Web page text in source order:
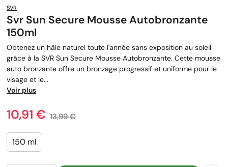
SVR
Svr Sun Secure Mousse Autobronzante
150ml
Obtenez un hâle naturel toute l'année sans exposition au soleil
grâce à la SVR Sun Secure Mousse Autobronzante. Cette mousse
auto bronzante offre un bronzage progressif et uniforme pour le
visage et le...
Voir plus
Prix
10,91 € Prix de base
13,99 €
150 ml